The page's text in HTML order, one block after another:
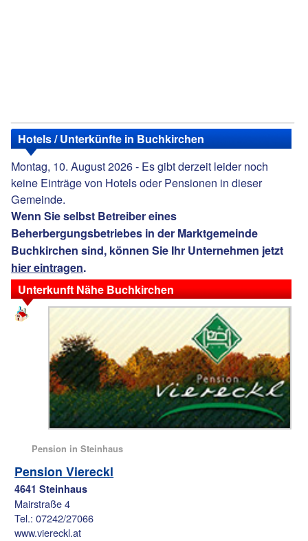
Hotels / Unterkünfte in Buchkirchen
Montag, 10. August 2026 - Es gibt derzeit leider noch
keine Einträge von Hotels oder Pensionen in dieser
Gemeinde.
Wenn Sie selbst Betreiber eines
Beherbergungsbetriebes in der Marktgemeinde
Buchkirchen sind, können Sie Ihr Unternehmen jetzt
hier eintragen.
Unterkunft Nähe Buchkirchen
Pension in Steinhaus
Pension Viereckl
4641 Steinhaus
Mairstraße 4
Tel.: 07242/27066
www.viereckl.at